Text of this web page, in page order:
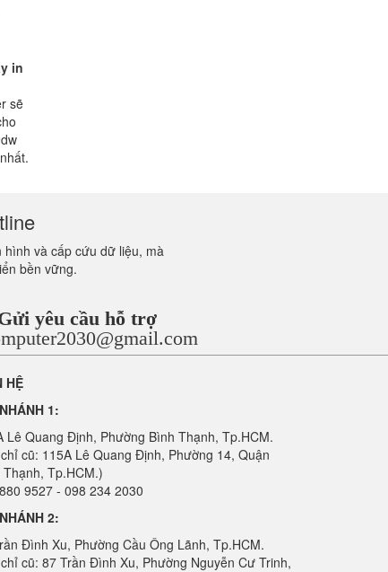
in
sẽ
hình và cấp cứu dữ liệu, mà
bền vững.
yêu cầu hỗ trợ
HỆ
1:
Lê Quang Định, Phường Bình Thạnh, Tp.HCM.
cũ: 115A Lê Quang Định, Phường 14, Quận
Thạnh, Tp.HCM.)
9527 - 098 234 2030
2:
Đình Xu, Phường Cầu Ông Lãnh, Tp.HCM.
cũ: 87 Trần Đình Xu, Phường Nguyễn Cư Trinh,